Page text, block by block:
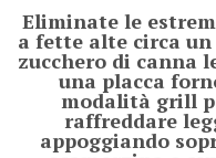
Eliminate le
a fette alte circa
zucchero di canna
una placca
modalità grill
raffreddare
appoggiando